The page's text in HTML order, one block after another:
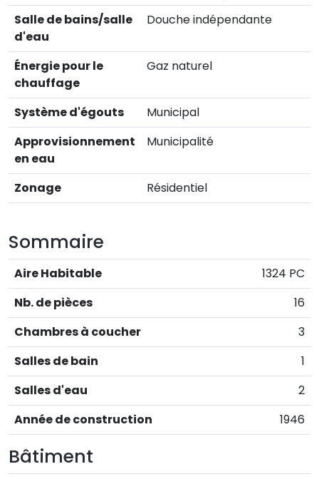
Salle de bains/salle
d'eau
Douche indépendante
Énergie pour le
chauffage
Gaz naturel
Système d'égouts
Municipal
Approvisionnement
en eau
Municipalité
Zonage Résidentiel
Sommaire
Aire Habitable
1324 PC
Nb. de pièces
16
Chambres à coucher
3
Salles de bain
1
Salles d'eau
2
Année de construction
1946
Bâtiment